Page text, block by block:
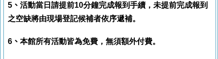
5 、 活動當日請提前10分鐘完成報到手續，未提前完成報到
之空缺將由現場登記候補者依序遞補。
6、 本館所有活動皆為免費，無須額外付費。